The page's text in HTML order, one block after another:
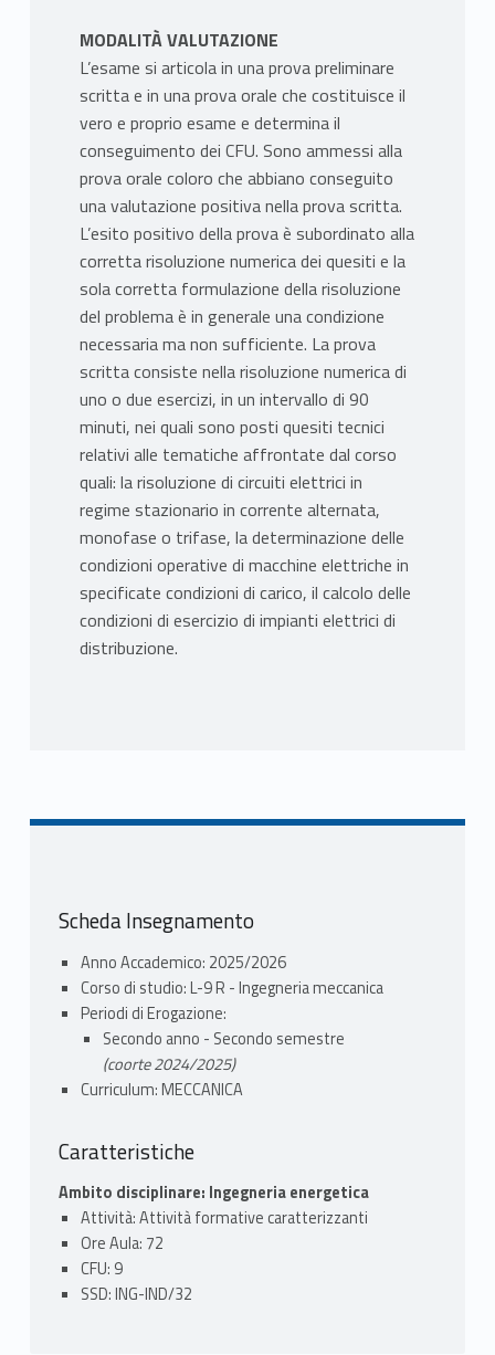
MODALITÀ VALUTAZIONE
L’esame si articola in una prova preliminare
scritta e in una prova orale che costituisce il
vero e proprio esame e determina il
conseguimento dei CFU. Sono ammessi alla
prova orale coloro che abbiano conseguito
una valutazione positiva nella prova scritta.
L’esito positivo della prova è subordinato alla
corretta risoluzione numerica dei quesiti e la
sola corretta formulazione della risoluzione
del problema è in generale una condizione
necessaria ma non sufficiente. La prova
scritta consiste nella risoluzione numerica di
uno o due esercizi, in un intervallo di 90
minuti, nei quali sono posti quesiti tecnici
relativi alle tematiche affrontate dal corso
quali: la risoluzione di circuiti elettrici in
regime stazionario in corrente alternata,
monofase o trifase, la determinazione delle
condizioni operative di macchine elettriche in
specificate condizioni di carico, il calcolo delle
condizioni di esercizio di impianti elettrici di
distribuzione.
Scheda Insegnamento
Anno Accademico: 2025/2026
Corso di studio: L-9 R - Ingegneria meccanica
Periodi di Erogazione:
Secondo anno - Secondo semestre
(coorte 2024/2025)
Curriculum: MECCANICA
Caratteristiche
Ambito disciplinare: Ingegneria energetica
Attività: Attività formative caratterizzanti
Ore Aula: 72
CFU: 9
SSD: ING-IND/32